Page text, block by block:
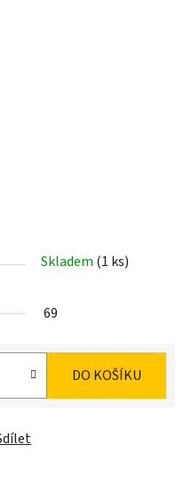
Skladem (1 ks)
69
DO KOŠÍKU